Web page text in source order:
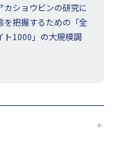
ショウビンの研究に
把握するための「全
ト1000」の大規模調